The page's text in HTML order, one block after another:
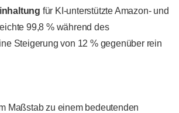
für KI-unterstützte Amazon- und
99,8 % während des
Steigerung von 12 % gegenüber rein
Maßstab zu einem bedeutenden